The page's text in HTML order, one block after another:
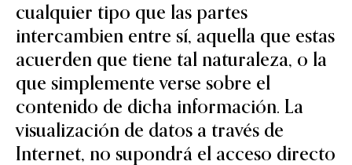
cualquier tipo que las partes
intercambien entre sí, aquella que estas
acuerden que tiene tal naturaleza, o la
que simplemente verse sobre el
contenido de dicha información. La
visualización de datos a través de
Internet, no supondrá el acceso directo